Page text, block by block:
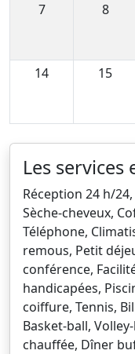
7
8
14
15
Les services
Réception 24 h/
Sèche-cheveux,
Téléphone,
remous, Petit
conférence,
handicapées,
coiffure, Tennis,
Basket-ball,
chauffée, Dîner